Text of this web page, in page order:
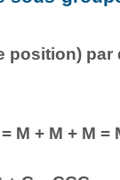
position)
M + M + M =